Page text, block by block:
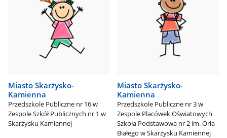
Miasto Skarżysko-
Kamienna
Przedszkole Publiczne nr 16 w
Zespole Szkół Publicznych nr 1 w
Skarżysku Kamiennej
Miasto Skarżysko-
Kamienna
Przedszkole Publiczne nr 3 w
Zespole Placówek Oświatowych
Szkoła Podstawowa nr 2 im. Orła
Białego w Skarżysku Kamiennej